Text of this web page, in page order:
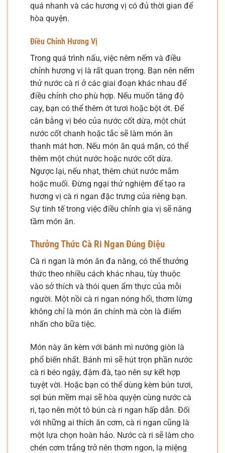
quá nhanh và các hương vị có đủ thời gian để
hòa quyện.
Điều Chỉnh Hương Vị
Trong quá trình nấu, việc nêm nếm và điều
chỉnh hương vị là rất quan trọng. Bạn nên nếm
thử nước cà ri ở các giai đoạn khác nhau để
điều chỉnh cho phù hợp. Nếu muốn tăng độ
cay, bạn có thể thêm ớt tươi hoặc bột ớt. Để
cân bằng vị béo của nước cốt dừa, một chút
nước cốt chanh hoặc tắc sẽ làm món ăn
thanh mát hơn. Nếu món ăn quá mặn, có thể
thêm một chút nước hoặc nước cốt dừa.
Ngược lại, nếu nhạt, thêm chút nước mắm
hoặc muối. Đừng ngại thử nghiệm để tạo ra
hương vị cà ri ngan đặc trưng của riêng bạn.
Sự tinh tế trong việc điều chỉnh gia vị sẽ nâng
tầm món ăn.
Thưởng Thức Cà Ri Ngan Đúng Điệu
Cà ri ngan là món ăn đa năng, có thể thưởng
thức theo nhiều cách khác nhau, tùy thuộc
vào sở thích và thói quen ẩm thực của mỗi
người. Một nồi cà ri ngan nóng hổi, thơm lừng
không chỉ là món ăn chính mà còn là điểm
nhấn cho bữa tiệc.
Món này ăn kèm với bánh mì nướng giòn là
phổ biến nhất. Bánh mì sẽ hút trọn phần nước
cà ri béo ngậy, đậm đà, tạo nên sự kết hợp
tuyệt vời. Hoặc bạn có thể dùng kèm bún tươi,
sợi bún mềm mại sẽ hòa quyện cùng nước cà
ri, tạo nên một tô bún cà ri ngan hấp dẫn. Đối
với những ai thích ăn cơm, cà ri ngan cũng là
một lựa chọn hoàn hảo. Nước cà ri sẽ làm cho
chén cơm trắng trở nên thơm ngon, lạ miệng